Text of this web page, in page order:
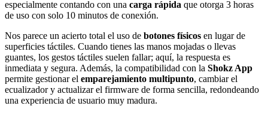
especialmente contando con una carga rápida que otorga 3 horas
de uso con solo 10 minutos de conexión.
Nos parece un acierto total el uso de botones físicos en lugar de
superficies táctiles. Cuando tienes las manos mojadas o llevas
guantes, los gestos táctiles suelen fallar; aquí, la respuesta es
inmediata y segura. Además, la compatibilidad con la Shokz App
permite gestionar el emparejamiento multipunto, cambiar el
ecualizador y actualizar el firmware de forma sencilla, redondeando
una experiencia de usuario muy madura.